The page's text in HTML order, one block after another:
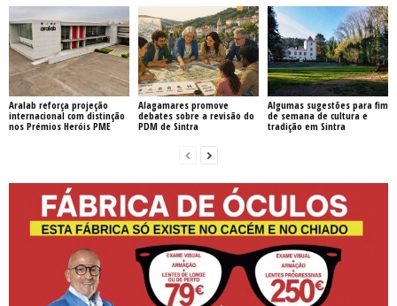
Aralab reforça projeção
internacional com distinção
nos Prémios Heróis PME
Alagamares promove
debates sobre a revisão do
PDM de Sintra
Algumas sugestões para fim
de semana de cultura e
tradição em Sintra